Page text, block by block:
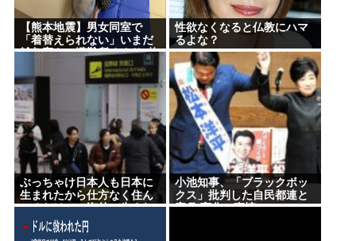
Powered by livedoor 相互RSS
【熊本地震】男女同室で
「着替えられない」いまだ
雑魚寝も…避難所めぐり”格
差” 専門家「標準化されて
いない」
性欲なくなると仏教にハマ
るよな？
ぶっちゃけ日本人も日本に
生まれたから仕方なく住ん
でるだけで、海外で生まれ
てたらわざわざ働くために
日本に来ないよ
小池知事、「ブラックボッ
クス」批判した自民都連と
蜜月 変化の事情